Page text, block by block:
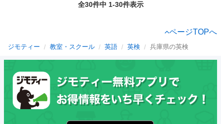
全30件中 1-30件表示
ページTOPへ
ジモティー 教室・スクール 英語 英検 兵庫県の英検